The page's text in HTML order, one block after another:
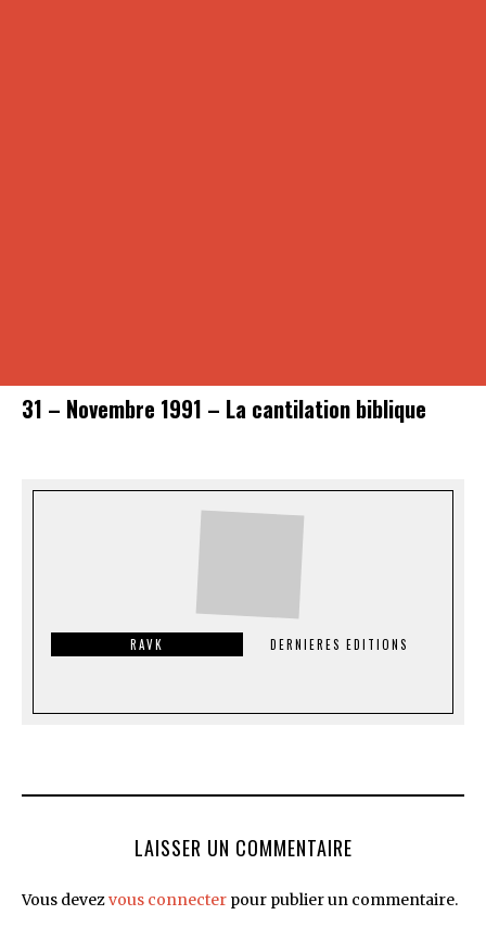
31 – Novembre 1991 – La cantilation biblique
RAVK DERNIERES EDITIONS
LAISSER UN COMMENTAIRE
Vous devezvous connecter pour publier un commentaire.